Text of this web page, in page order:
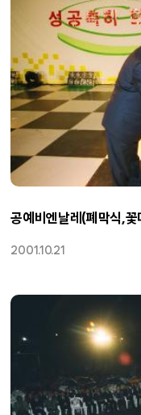
공예비엔날레(폐막식,
2001.10.21